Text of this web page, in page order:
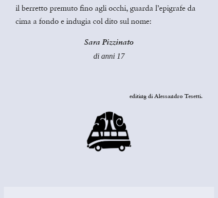
il berretto premuto fino agli occhi, guarda l’epigrafe da
cima a fondo e indugia col dito sul nome:
Sara Pizzinato
di anni 17
editing di Alessandro Tesetti.